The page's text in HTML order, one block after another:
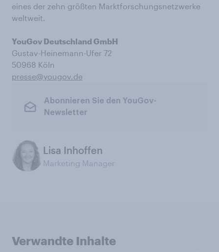
eines der zehn größten Marktforschungsnetzwerke
weltweit.
YouGov Deutschland GmbH
Gustav-Heinemann-Ufer 72
50968 Köln
presse@yougov.de
Abonnieren Sie den YouGov-
Newsletter
Lisa Inhoffen
Marketing Manager
Verwandte Inhalte